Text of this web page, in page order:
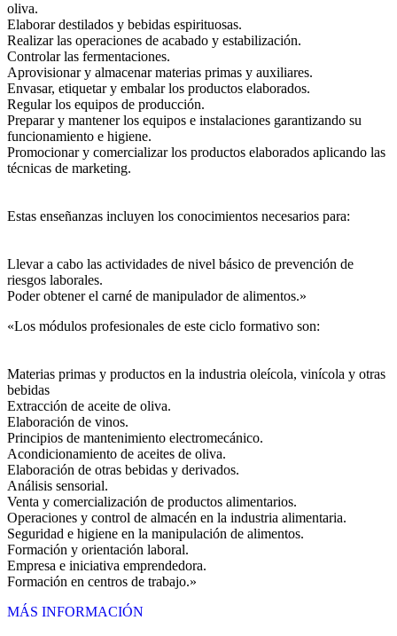
oliva.
Elaborar destilados y bebidas espirituosas.
Realizar las operaciones de acabado y estabilización.
Controlar las fermentaciones.
Aprovisionar y almacenar materias primas y auxiliares.
Envasar, etiquetar y embalar los productos elaborados.
Regular los equipos de producción.
Preparar y mantener los equipos e instalaciones garantizando su
funcionamiento e higiene.
Promocionar y comercializar los productos elaborados aplicando las
técnicas de marketing.
Estas enseñanzas incluyen los conocimientos necesarios para:
Llevar a cabo las actividades de nivel básico de prevención de
riesgos laborales.
Poder obtener el carné de manipulador de alimentos.»
«Los módulos profesionales de este ciclo formativo son:
Materias primas y productos en la industria oleícola, vinícola y otras
bebidas
Extracción de aceite de oliva.
Elaboración de vinos.
Principios de mantenimiento electromecánico.
Acondicionamiento de aceites de oliva.
Elaboración de otras bebidas y derivados.
Análisis sensorial.
Venta y comercialización de productos alimentarios.
Operaciones y control de almacén en la industria alimentaria.
Seguridad e higiene en la manipulación de alimentos.
Formación y orientación laboral.
Empresa e iniciativa emprendedora.
Formación en centros de trabajo.»
MÁS INFORMACIÓN